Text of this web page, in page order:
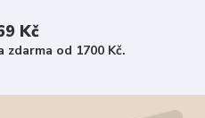
Kč
zdarma od 1700 Kč.